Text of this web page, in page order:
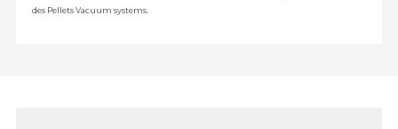
des Pellets Vacuum systems.